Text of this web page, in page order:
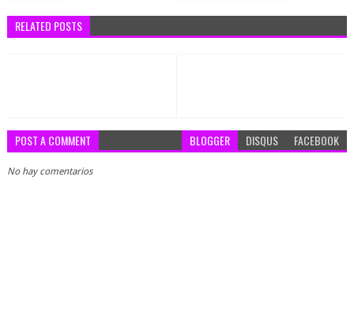
RELATED POSTS
POST A COMMENT BLOGGER DISQUS FACEBOOK
No hay comentarios